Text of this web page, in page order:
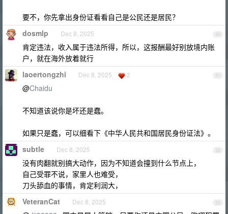
要不，你先拿出身份证看看自己是公民还是居民？
30
dosmlp Dec 8, 2025
肯定违法，收入属于违法所得，所以，这报酬最好别放境内账
户，就在海外放着就行
31
laoertongzhi Dec 8, 2025 2
@Chaidu
不知道该说你是坏还是蠢。
如果只是蠢，可以细看下《中华人民共和国居民身份证法》。
32
subtle Dec 8, 2025
没有肉翻就别搞大动作，因为不知道会撞到什么节点上，
自己受罪不说，家里人也难受，
刀头舔血的事情，肯定利润大，
33
VeteranCat Dec 8, 2025